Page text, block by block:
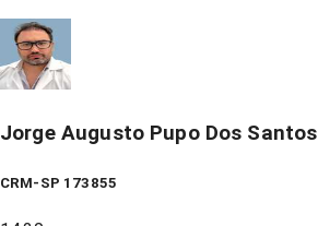
Jorge Augusto Pupo Dos Santos
CRM-SP 173855